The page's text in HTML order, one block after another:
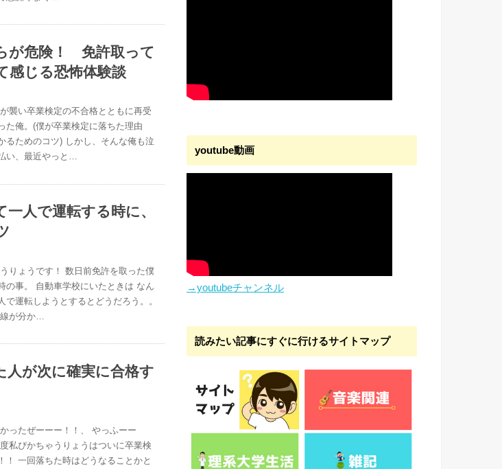
が危険！ 免許取って
感じる恐怖体験談
襲い卒業検定の不合格とともに再受
た俺。(僕が卒業検定に落ちた理由
るためのコツ) しかし、そんな俺も泣
い、最近やっと…
人で運転する時に、
りょうです！ 数日前免許を取った僕
の事。 自動車学校にいたときは なん
で運転しようとするとどうだろう。。
が分か…
人が次に確実に合格す
ったぜーーー！！、 やっふーー
私ぴかちゃうりょうはついに卒業検
！ 一回落ちた時はどうなることかと
youtube動画
→youtubeチャンネル
読みたい記事にすぐに行けるサイトマップ